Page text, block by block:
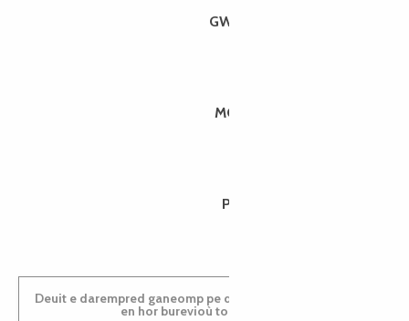
GWENAËLLE
MORGANE
PAULINE
Deuit e darempred ganeomp pe deuit da welet ac'hanomp
en hor burevioù touristerezh